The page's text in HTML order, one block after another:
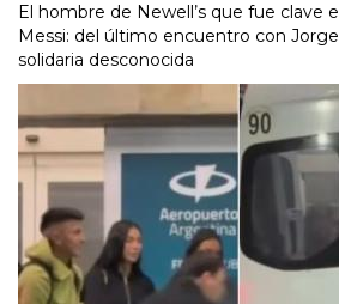
El hombre de Newell’s que fue clave
Messi: del último encuentro con
solidaria desconocida